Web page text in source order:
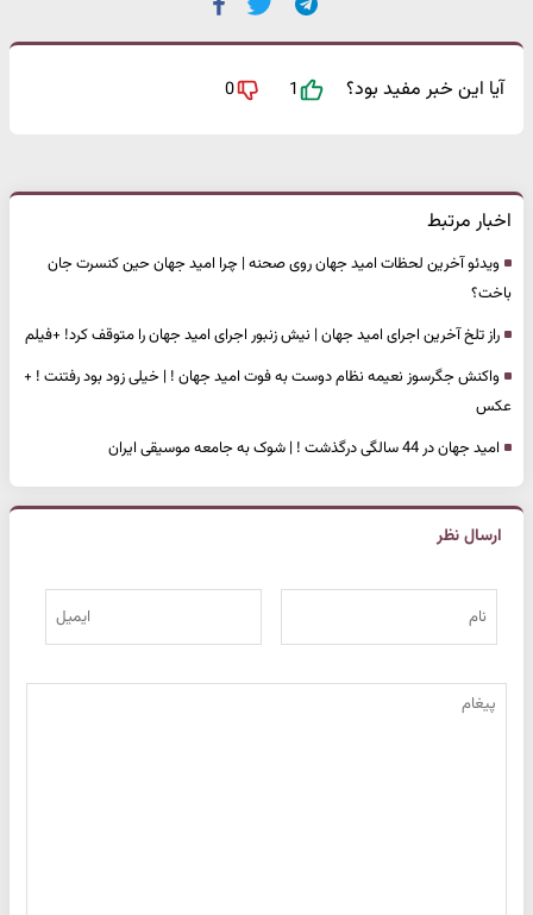
آیا این خبر مفید بود؟ 1
0
اخبار مرتبط
ویدئو آخرین لحظات امید جهان روی صحنه | چرا امید جهان حین کنسرت جان
باخت؟
راز تلخ آخرین اجرای امید جهان | نیش زنبور اجرای امید جهان را متوقف کرد! +فیلم
واکنش جگرسوز نعیمه نظام دوست به فوت امید جهان ! | خیلی زود بود رفتنت ! +
عکس
امید جهان در 44 سالگی درگذشت ! | شوک به جامعه موسیقی ایران
ارسال نظر